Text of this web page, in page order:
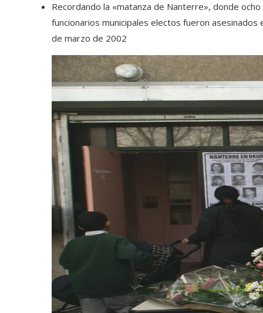
Recordando la «matanza de Nanterre», donde ocho
funcionarios municipales electos fueron asesinados
de marzo de 2002